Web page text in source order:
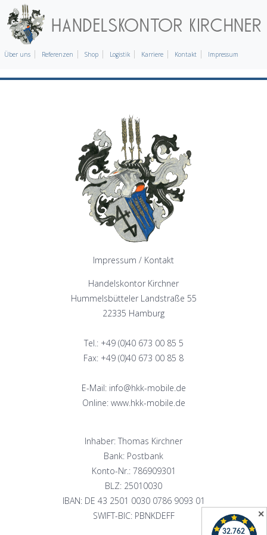
Über uns Referenzen Shop Logistik Karriere Kontakt Impressum
Impressum / Kontakt
Handelskontor Kirchner
Hummelsbütteler Landstraße 55
22335 Hamburg
Tel.: +49 (0)40 673 00 85 5
Fax: +49 (0)40 673 00 85 8
E-Mail: info@hkk-mobile.de
Online: www.hkk-mobile.de
Inhaber: Thomas Kirchner
Bank: Postbank
Konto-Nr.: 786909301
BLZ: 25010030
IBAN: DE 43 2501 0030 0786 9093 01
SWIFT-BIC: PBNKDEFF
✕